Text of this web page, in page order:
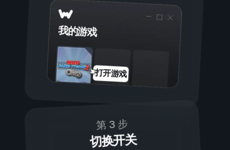
我的游戏
打开游戏
第 3 步
切换开关